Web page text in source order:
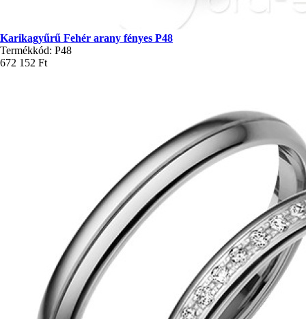
Karikagyűrű Fehér arany fényes P48
Termékkód: P48
672 152 Ft